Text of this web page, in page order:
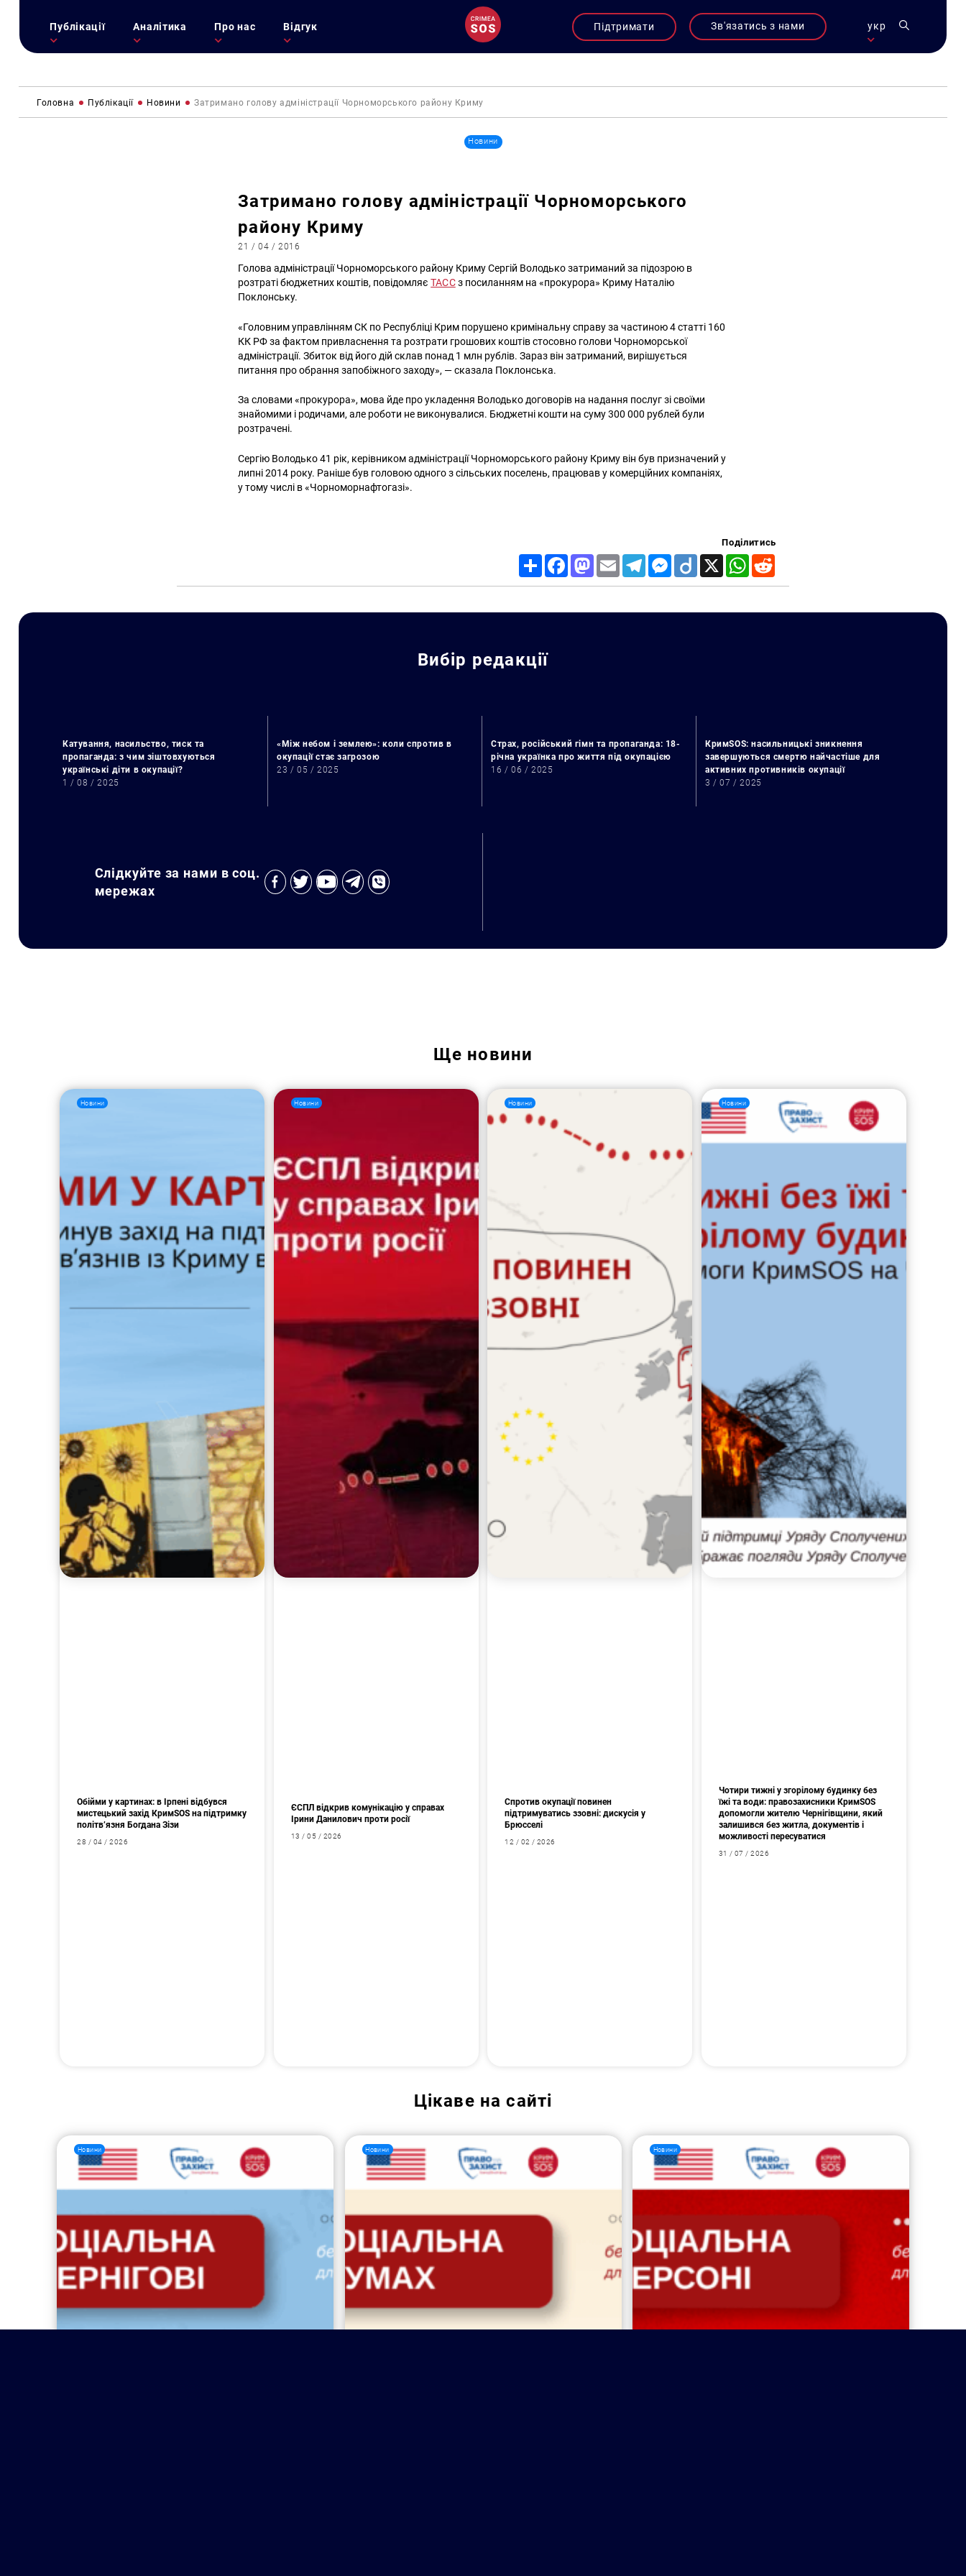
Публікації Аналітика Про нас Відгук Підтримати Зв'язатись з нами укр
Головна Публікації Новини Затримано голову адміністрації Чорноморського району Криму
Новини
Затримано голову адміністрації Чорноморського
району Криму
21 / 04 / 2016
Голова адміністрації Чорноморського району Криму Сергій Володько затриманий за підозрою в
розтраті бюджетних коштів, повідомляєТАССз посиланням на «прокурора» Криму Наталію
Поклонську.
«Головним управлінням СК по Республіці Крим порушено кримінальну справу за частиною 4 статті 160
КК РФ за фактом привласнення та розтрати грошових коштів стосовно голови Чорноморської
адміністрації. Збиток від його дій склав понад 1 млн рублів. Зараз він затриманий, вирішується
питання про обрання запобіжного заходу», — сказала Поклонська.
За словами «прокурора», мова йде про укладення Володько договорів на надання послуг зі своїми
знайомими і родичами, але роботи не виконувалися. Бюджетні кошти на суму 300 000 рублей були
розтрачені.
Сергію Володько 41 рік, керівником адміністрації Чорноморського району Криму він був призначений у
липні 2014 року. Раніше був головою одного з сільських поселень, працював у комерційних компаніях,
у тому числі в «Чорноморнафтогазі».
Поділитись
Share FacebookMastodon
Email TelegramMessenger
Diigo X WhatsApp
Вибір редакції
Катування, насильство, тиск та
пропаганда: з чим зіштовхуються
українські діти в окупації?
1 / 08 / 2025
«Між небом і землею»: коли спротив в
окупації стає загрозою
23 / 05 / 2025
Страх, російський гімн та пропаганда: 18-
річна українка про життя під окупацією
16 / 06 / 2025
КримSOS: насильницькі зникнення
завершуються смертю найчастіше для
активних противників окупації
3 / 07 / 2025
Слідкуйте за нами в соц.
мережах
Ще новини
Новини
Обійми у картинах: в Ірпені відбувся
мистецький захід КримSOS на підтримку
політв’язня Богдана Зізи
28 / 04 / 2026
Новини
ЄСПЛ відкрив комунікацію у справах
Ірини Данилович проти росії
13 / 05 / 2026
Новини
Спротив окупації повинен
підтримуватись ззовні: дискусія у
Брюсселі
12 / 02 / 2026
Новини
Чотири тижні у згорілому будинку без
їжі та води: правозахисники КримSOS
допомогли жителю Чернігівщини, який
залишився без житла, документів і
можливості пересуватися
31 / 07 / 2026
Цікаве на сайті
Новини Новини Новини